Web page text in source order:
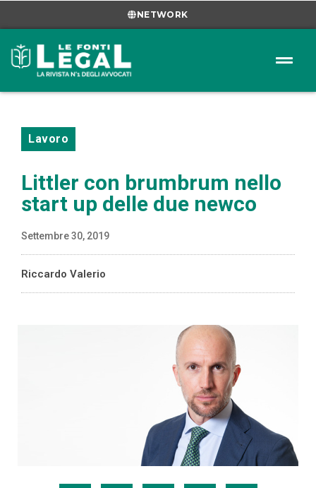
NETWORK
Lavoro
Littler con brumbrum nello
start up delle due newco
Settembre 30, 2019
Riccardo Valerio